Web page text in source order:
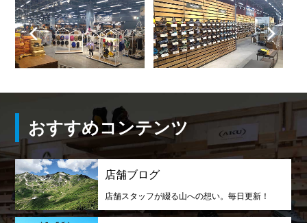
おすすめコンテンツ
店舗ブログ
店舗スタッフが綴る山への想い。毎日更新！